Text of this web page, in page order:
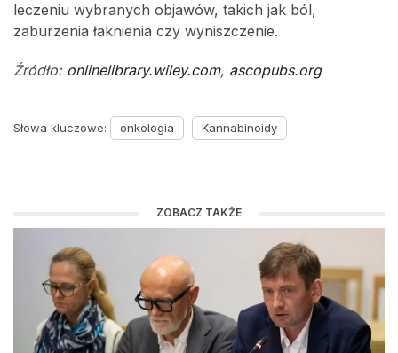
leczeniu wybranych objawów, takich jak ból,
zaburzenia łaknienia czy wyniszczenie.
Źródło: onlinelibrary.wiley.com, ascopubs.org
Słowa kluczowe: onkologia Kannabinoidy
ZOBACZ TAKŻE